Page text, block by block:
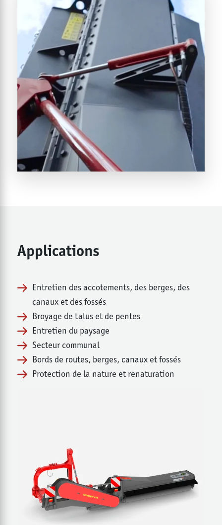
Applications
Entretien des accotements, des berges, des
canaux et des fossés
Broyage de talus et de pentes
Entretien du paysage
Secteur communal
Bords de routes, berges, canaux et fossés
Protection de la nature et renaturation